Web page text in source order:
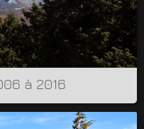
à 2016